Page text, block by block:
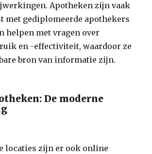
Apotheken zijn vaak
met gediplomeerde apothekers
helpen met vragen over
en -effectiviteit, waardoor ze
bron van informatie zijn.
De moderne
locaties zijn er ook online